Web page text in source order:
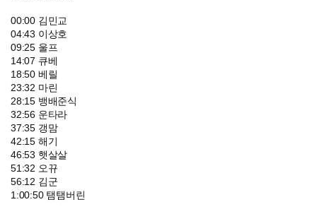
00:00 김민교
04:43 이상호
09:25 울프
14:07 큐베
18:50 베릴
23:32 마린
28:15 뱅배준식
32:56 운타라
37:35 갱맘
42:15 해기
46:53 햇살살
51:32 오뀨
56:12 김군
1:00:50 탬탬버린